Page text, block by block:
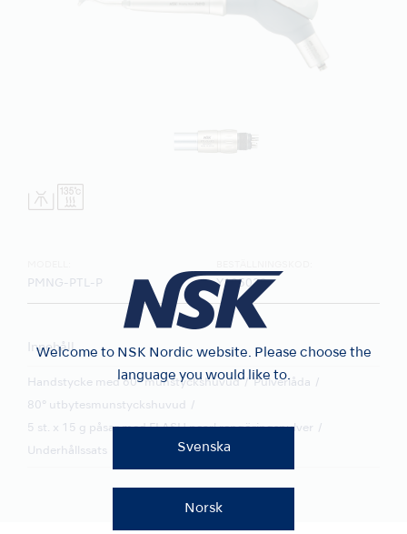
Welcome to NSK Nordic website. Please choose the
language you would like to.
Svenska
Norsk
PMNG-PTL-P Y135029
Innehåll
Handstycke med 60° munstyckshuvud Pulverlåda
80° utbytesmunstyckshuvud
5 st. x 15 g påsar med FLASH pearl rengöringspulver
Underhållssats